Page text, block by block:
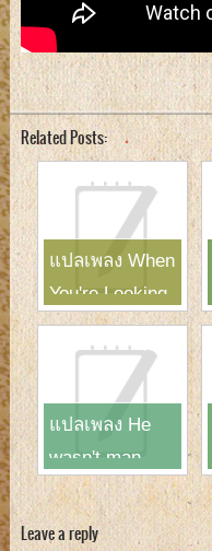
Related Posts:
แปลเพลง When
You're Looking
Like That-
Westlife
แปลเพลง He
wasn't man
enough-Toni
Braxton
Leave a reply